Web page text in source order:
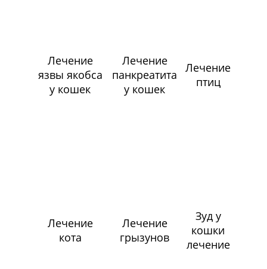
Лечение
язвы якобса
у кошек
Лечение
панкреатита
у кошек
Лечение
птиц
Лечение
кота
Лечение
грызунов
Зуд у
кошки
лечение